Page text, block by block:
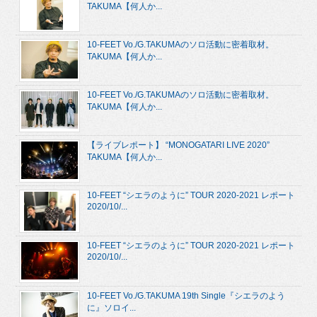
TAKUMA【何人か...
10-FEET Vo./G.TAKUMAのソロ活動に密着取材。
TAKUMA【何人か...
10-FEET Vo./G.TAKUMAのソロ活動に密着取材。
TAKUMA【何人か...
【ライブレポート】 “MONOGATARI LIVE 2020”
TAKUMA【何人か...
10-FEET “シエラのように” TOUR 2020-2021 レポート
2020/10/...
10-FEET “シエラのように” TOUR 2020-2021 レポート
2020/10/...
10-FEET Vo./G.TAKUMA 19th Single『シエラのよう
に』ソロイ...